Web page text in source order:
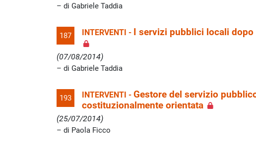
di Gabriele Taddia
187 INTERVENTI - I servizi pubblici locali
(07/08/2014)
di Gabriele Taddia
193 INTERVENTI - Gestore del servizio
costituzionalmente orientata
(25/07/2014)
di Paola Ficco